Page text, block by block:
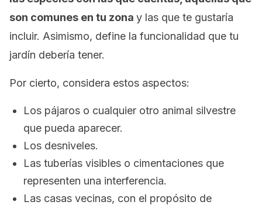
son comunes en tu zona y las que te gustaría
incluir. Asimismo, define la funcionalidad que tu
jardín debería tener.
Por cierto, considera estos aspectos:
Los pájaros o cualquier otro animal silvestre
que pueda aparecer.
Los desniveles.
Las tuberías visibles o cimentaciones que
representen una interferencia.
Las casas vecinas, con el propósito de